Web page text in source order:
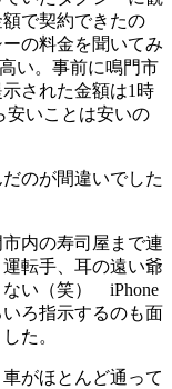
で契約できたの
の料金を聞いてみ
い。事前に鳴門市
された金額は1時
安いことは安いの
のが間違いでした
内の寿司屋まで連
転手、耳の遠い爺
ない（笑） iPhone
ろ指示するのも面
た。
がほとんど通って